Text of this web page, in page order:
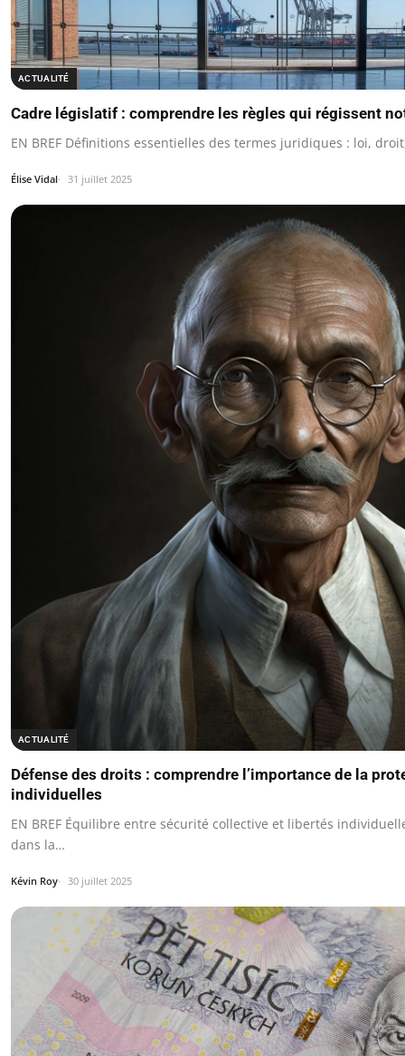
ACTUALITÉ
Cadre législatif : comprendre les règles qui régissent
EN BREF Définitions essentielles des termes juridiques : loi,
Élise Vidal 31 juillet 2025
ACTUALITÉ
Défense des droits : comprendre l’importance de la
individuelles
EN BREF Équilibre entre sécurité collective et libertés
dans la…
Kévin Roy 30 juillet 2025